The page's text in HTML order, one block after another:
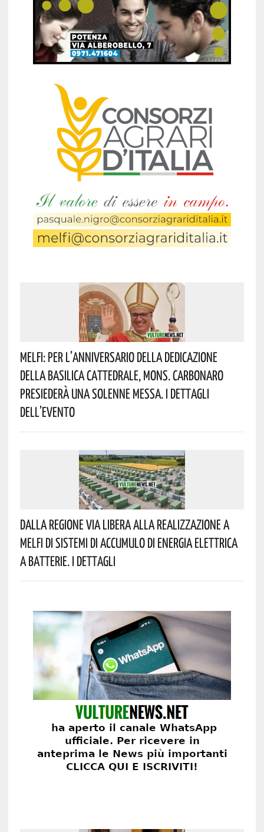
Melfi: Per L’anniversario Della Dedicazione
Della Basilica Cattedrale, Mons. Carbonaro
Presiederà Una Solenne Messa. I Dettagli
Dell’evento
Dalla Regione Via Libera Alla Realizzazione A
Melfi Di Sistemi Di Accumulo Di Energia Elettrica
A Batterie. I Dettagli